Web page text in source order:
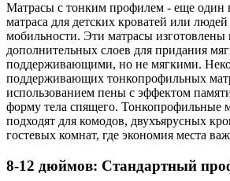
Матрасы с тонким профилем - еще один
матраса для детских кроватей или
мобильности. Эти матрасы изготовлены
дополнительных слоев для придания
поддерживающими, но не мягкими.
поддерживающих тонкопрофильных
использованием пены с эффектом
форму тела спящего. Тонкопрофильные
подходят для комодов, двухъярусных
гостевых комнат, где экономия места
8-12 дюймов: Стандартный